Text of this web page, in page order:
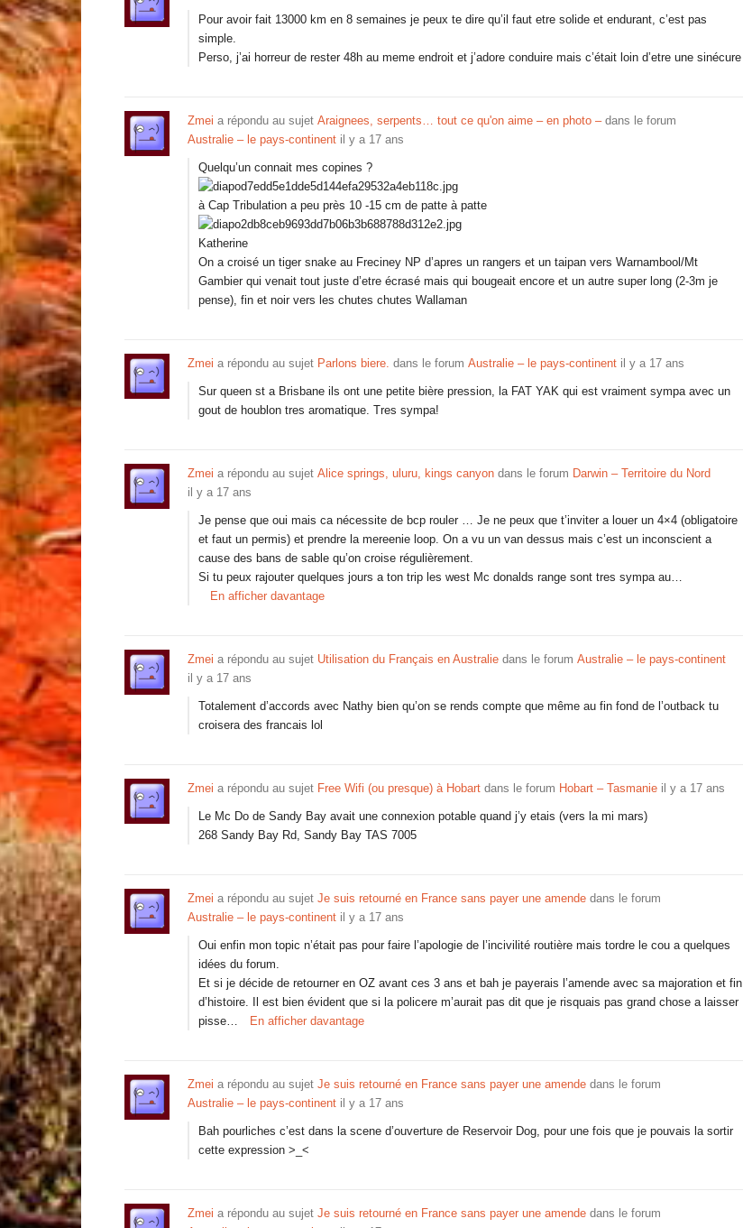
Pour avoir fait 13000 km en 8 semaines je peux te dire qu’il faut etre solide et endurant, c’est pas
simple.
Perso, j’ai horreur de rester 48h au meme endroit et j’adore conduire mais c’était loin d’etre une sinécure
Zmei a répondu au sujet Araignees, serpents… tout ce qu'on aime – en photo –dans le forum
Australie – le pays-continent il y a 17 ans
Quelqu’un connait mes copines ?
à Cap Tribulation a peu près 10 -15 cm de patte à patte
Katherine
On a croisé un tiger snake au Freciney NP d’apres un rangers et un taipan vers Warnambool/Mt
Gambier qui venait tout juste d’etre écrasé mais qui bougeait encore et un autre super long (2-3m je
pense), fin et noir vers les chutes chutes Wallaman
Zmei a répondu au sujet Parlons biere. dans le forum Australie – le pays-continent il y a 17 ans
Sur queen st a Brisbane ils ont une petite bière pression, la FAT YAK qui est vraiment sympa avec un
gout de houblon tres aromatique. Tres sympa!
Zmei a répondu au sujet Alice springs, uluru, kings canyon dans le forum Darwin – Territoire du Nord
il y a 17 ans
Je pense que oui mais ca nécessite de bcp rouler … Je ne peux que t’inviter a louer un 4×4 (obligatoire
et faut un permis) et prendre la mereenie loop. On a vu un van dessus mais c’est un inconscient a
cause des bans de sable qu’on croise régulièrement.
Si tu peux rajouter quelques jours a ton trip les west Mc donalds range sont tres sympa au…
En afficher davantage
Zmei a répondu au sujet Utilisation du Français en Australie dans le forum Australie – le pays-continent
il y a 17 ans
Totalement d’accords avec Nathy bien qu’on se rends compte que même au fin fond de l’outback tu
croisera des francais lol
Zmei a répondu au sujet Free Wifi (ou presque) à Hobart dans le forum Hobart – Tasmanie il y a 17 ans
Le Mc Do de Sandy Bay avait une connexion potable quand j’y etais (vers la mi mars)
268 Sandy Bay Rd, Sandy Bay TAS 7005
Zmei a répondu au sujet Je suis retourné en France sans payer une amende dans le forum
Australie – le pays-continent il y a 17 ans
Oui enfin mon topic n’était pas pour faire l’apologie de l’incivilité routière mais tordre le cou a quelques
idées du forum.
Et si je décide de retourner en OZ avant ces 3 ans et bah je payerais l’amende avec sa majoration et fin
d’histoire. Il est bien évident que si la policere m’aurait pas dit que je risquais pas grand chose a laisser
pisse…
En afficher davantage
Zmei a répondu au sujet Je suis retourné en France sans payer une amende dans le forum
Australie – le pays-continent il y a 17 ans
Bah pourliches c’est dans la scene d’ouverture de Reservoir Dog, pour une fois que je pouvais la sortir
cette expression >_<
Zmei a répondu au sujet Je suis retourné en France sans payer une amende dans le forum